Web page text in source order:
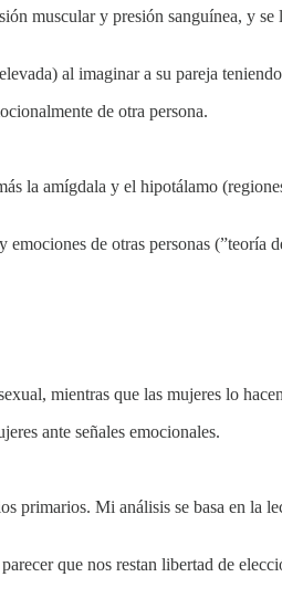
muscular y presión sanguínea, y
al imaginar a su pareja
de otra persona.
la amígdala y el hipotálamo
de otras personas (”teoría
mientras que las mujeres lo
ante señales emocionales.
primarios. Mi análisis se basa en la
que nos restan libertad de